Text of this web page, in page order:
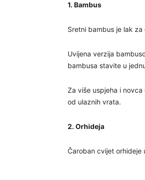
1. Bambus
Sretni bambus je lak
Uvijena verzija
bambusa stavite u
Za više uspjeha i
od ulaznih vrata.
2. Orhideja
Čaroban cvijet orhideje